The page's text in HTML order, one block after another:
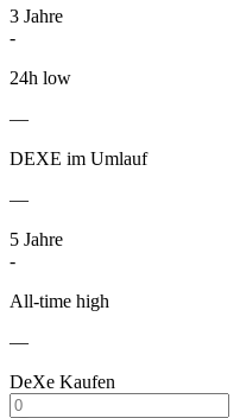
3 Jahre
-
24h low
—
DEXE im Umlauf
—
5 Jahre
-
All-time high
—
DeXe Kaufen